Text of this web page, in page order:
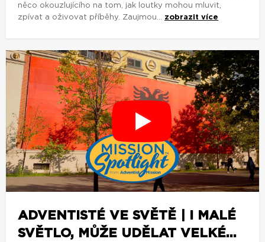
něco okouzlujícího na tom, jak loutky mohou mluvit,
zpívat a oživovat příběhy. Zaujmou... zobrazit více
ADVENTISTÉ VE SVĚTĚ | I MALÉ
SVĚTLO, MŮŽE UDĚLAT VELKÉ...